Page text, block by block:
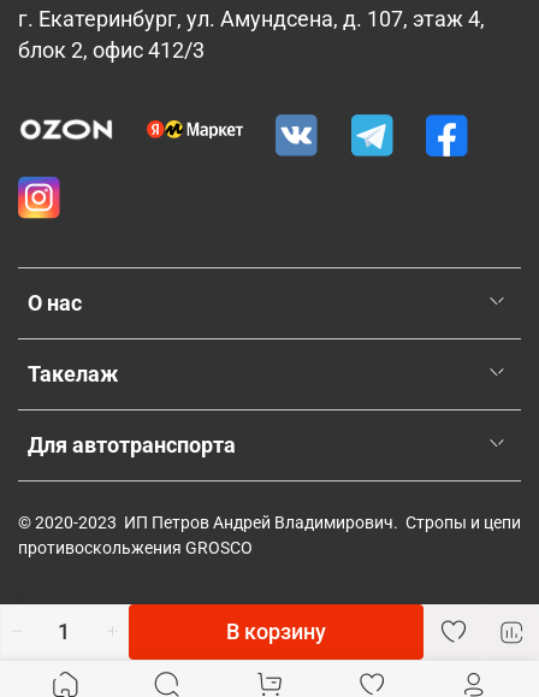
В корзину
О нас
Такелаж
Для автотранспорта
г. Екатеринбург, ул. Амундсена, д. 107, этаж 4,
блок 2, офис 412/3
© 2020-2023 ИП Петров Андрей Владимирович. Стропы и цепи
противоскольжения GROSCO